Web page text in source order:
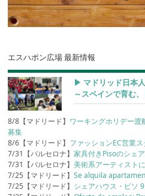
エスハポン広場 最新情報
▶︎ マドリッド日本
～スペインで育む
8/8【マドリード】 ワーキングホリデー渡
募集
8/6【マドリード】 ファッションEC営業
7/31【バルセロナ】家具付きPisoのシェ
7/31【バルセロナ】美術系アーティスト
7/25【マドリード】Se alquila
7/25【マドリード】 シェアハウス・ピソ